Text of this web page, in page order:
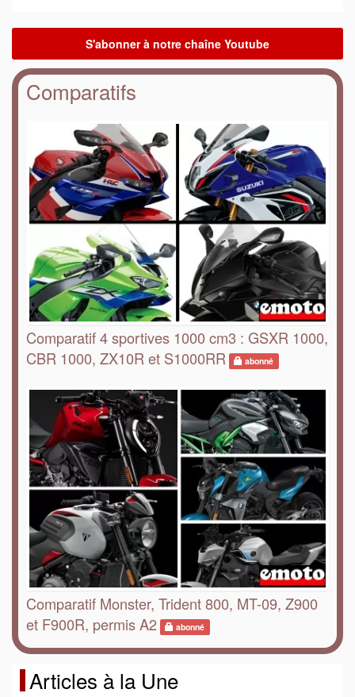
Comparatifs
Comparatif 4 sportives 1000 cm3 : GSXR 1000,
CBR 1000, ZX10R et S1000RR
abonné
Comparatif Monster, Trident 800, MT-09, Z900
et F900R, permis A2
abonné
Articles à la Une